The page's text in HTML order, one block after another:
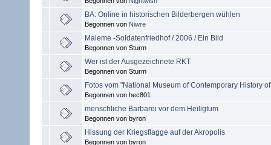
BA: Online in historischen Bilderbergen wühlen
Begonnen von Niwre
Maleme -Soldatenfriedhof / 2006 / Ein Bild
Begonnen von Sturm
Wer ist der Ausgezeichnete RKT
Begonnen von Sturm
Fotos vom "National Museum of Contemporary History
Begonnen von hec801
menschliche Barbarei vor dem Heiligtum
Begonnen von byron
Hissung der Kriegsflagge auf der Akropolis
Begonnen von byron